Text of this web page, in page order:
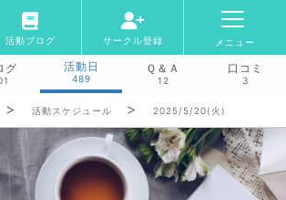
活動ブログ サークル登録 メニュー
グ 活動日
489
Ｑ＆Ａ
12
口コミ
3
活動スケジュール 2025/5/20(火)